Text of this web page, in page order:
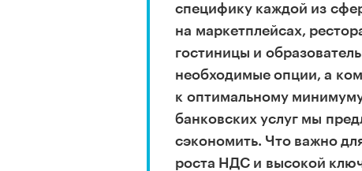
специфику каждой из
на маркетплейсах,
гостиницы и
необходимые опции, а
к оптимальному
банковских услуг мы
сэкономить. Что важно
роста НДС и высокой